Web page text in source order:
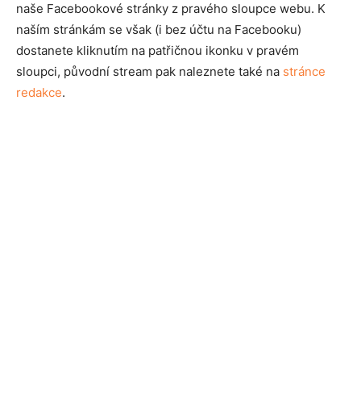
naše Facebookové stránky z pravého sloupce webu. K
naším stránkám se však (i bez účtu na Facebooku)
dostanete kliknutím na patřičnou ikonku v pravém
sloupci, původní stream pak naleznete také na stránce
redakce.